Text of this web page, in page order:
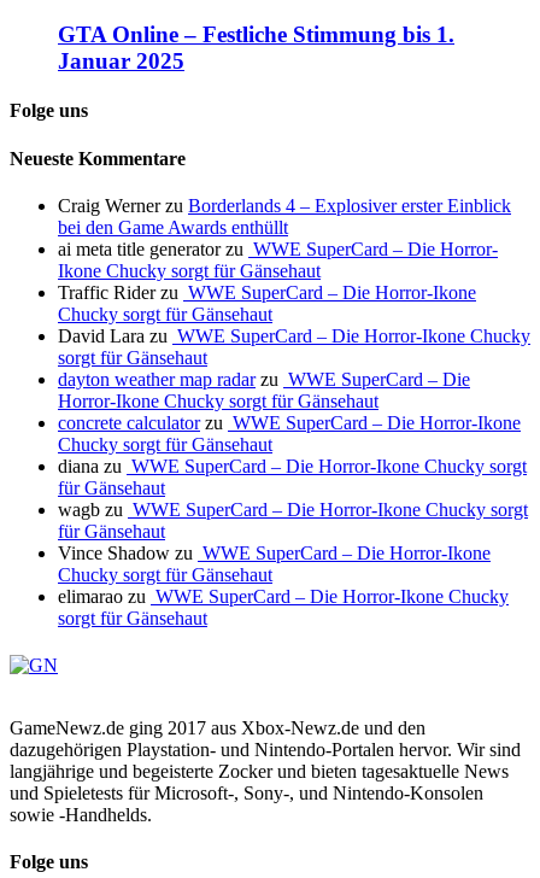
GTA Online – Festliche Stimmung bis 1.
Januar 2025
Folge uns
Neueste Kommentare
Craig Wernerzu Borderlands 4 – Explosiver erster Einblick
bei den Game Awards enthüllt
ai meta title generatorzu WWE SuperCard – Die Horror-
Ikone Chucky sorgt für Gänsehaut
Traffic Riderzu WWE SuperCard – Die Horror-Ikone
Chucky sorgt für Gänsehaut
David Lara zu WWE SuperCard – Die Horror-Ikone Chucky
sorgt für Gänsehaut
dayton weather map radarzu WWE SuperCard – Die
Horror-Ikone Chucky sorgt für Gänsehaut
concrete calculatorzu WWE SuperCard – Die Horror-Ikone
Chucky sorgt für Gänsehaut
diana zu WWE SuperCard – Die Horror-Ikone Chucky sorgt
für Gänsehaut
wagb zu WWE SuperCard – Die Horror-Ikone Chucky sorgt
für Gänsehaut
Vince Shadow zu WWE SuperCard – Die Horror-Ikone
Chucky sorgt für Gänsehaut
elimarao zu WWE SuperCard – Die Horror-Ikone Chucky
sorgt für Gänsehaut
GameNewz.de ging 2017 aus Xbox-Newz.de und den
dazugehörigen Playstation- und Nintendo-Portalen hervor. Wir sind
langjährige und begeisterte Zocker und bieten tagesaktuelle News
und Spieletests für Microsoft-, Sony-, und Nintendo-Konsolen
sowie -Handhelds.
Folge uns